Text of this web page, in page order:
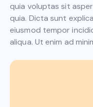
quia voluptas sit
quia. Dicta sunt
eiusmod tempor
aliqua. Ut enim ad